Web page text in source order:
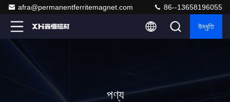
afra@permanentferritemagnet.com 86--13658196055
উদ্ধৃতি
পণ্য